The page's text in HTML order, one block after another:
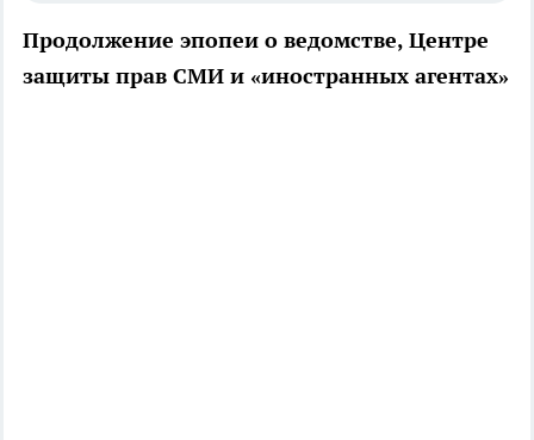
Продолжение эпопеи о ведомстве, Центре
защиты прав СМИ и «иностранных агентах»